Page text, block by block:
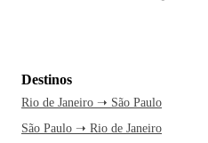
Destinos
Rio de Janeiro ➝ São Paulo
São Paulo ➝ Rio de Janeiro